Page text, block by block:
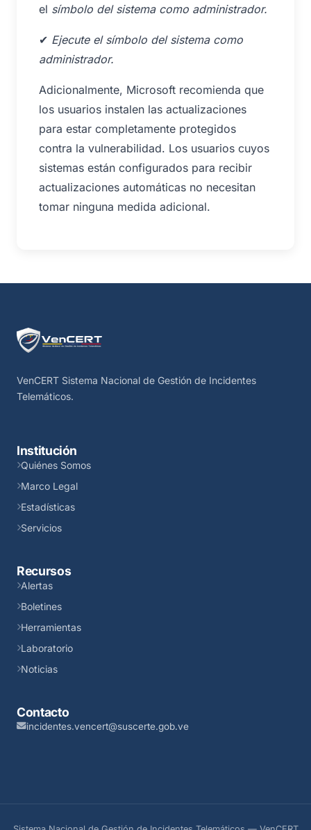
el símbolo del sistema como administrador.
✔ Ejecute el símbolo del sistema como
administrador.
Adicionalmente, Microsoft recomienda que
los usuarios instalen las actualizaciones
para estar completamente protegidos
contra la vulnerabilidad. Los usuarios cuyos
sistemas están configurados para recibir
actualizaciones automáticas no necesitan
tomar ninguna medida adicional.
VenCERT Sistema Nacional de Gestión de Incidentes
Telemáticos.
Institución
Quiénes Somos
Marco Legal
Estadísticas
Servicios
Recursos
Alertas
Boletines
Herramientas
Laboratorio
Noticias
Contacto
incidentes.vencert@suscerte.gob.ve